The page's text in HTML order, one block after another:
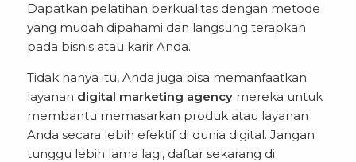
Dapatkan pelatihan berkualitas dengan metode
yang mudah dipahami dan langsung terapkan
pada bisnis atau karir Anda.
Tidak hanya itu, Anda juga bisa memanfaatkan
layanan digital marketing agency mereka untuk
membantu memasarkan produk atau layanan
Anda secara lebih efektif di dunia digital. Jangan
tunggu lebih lama lagi, daftar sekarang di